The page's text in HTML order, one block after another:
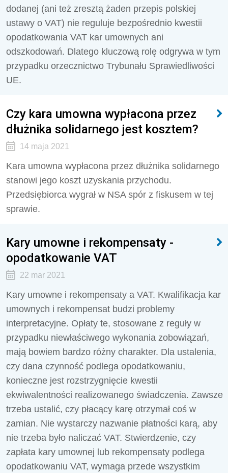
dodanej (ani też zresztą żaden przepis polskiej
ustawy o VAT) nie reguluje bezpośrednio kwestii
opodatkowania VAT kar umownych ani
odszkodowań. Dlatego kluczową rolę odgrywa w tym
przypadku orzecznictwo Trybunału Sprawiedliwości
UE.
Czy kara umowna wypłacona przez
dłużnika solidarnego jest kosztem?
14 maja 2021
Kara umowna wypłacona przez dłużnika solidarnego
stanowi jego koszt uzyskania przychodu.
Przedsiębiorca wygrał w NSA spór z fiskusem w tej
sprawie.
Kary umowne i rekompensaty -
opodatkowanie VAT
22 mar 2021
Kary umowne i rekompensaty a VAT. Kwalifikacja kar
umownych i rekompensat budzi problemy
interpretacyjne. Opłaty te, stosowane z reguły w
przypadku niewłaściwego wykonania zobowiązań,
mają bowiem bardzo różny charakter. Dla ustalenia,
czy dana czynność podlega opodatkowaniu,
konieczne jest rozstrzygnięcie kwestii
ekwiwalentności realizowanego świadczenia. Zawsze
trzeba ustalić, czy płacący karę otrzymał coś w
zamian. Nie wystarczy nazwanie płatności karą, aby
nie trzeba było naliczać VAT. Stwierdzenie, czy
zapłata kary umownej lub rekompensaty podlega
opodatkowaniu VAT, wymaga przede wszystkim